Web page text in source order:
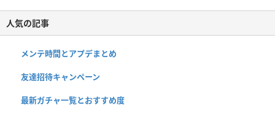
人気の記事
メンテ時間とアプデまとめ
友達招待キャンペーン
最新ガチャ一覧とおすすめ度